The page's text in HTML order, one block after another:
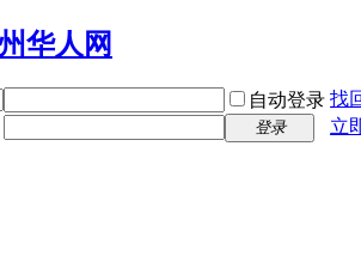
自动登录 找
登录
立